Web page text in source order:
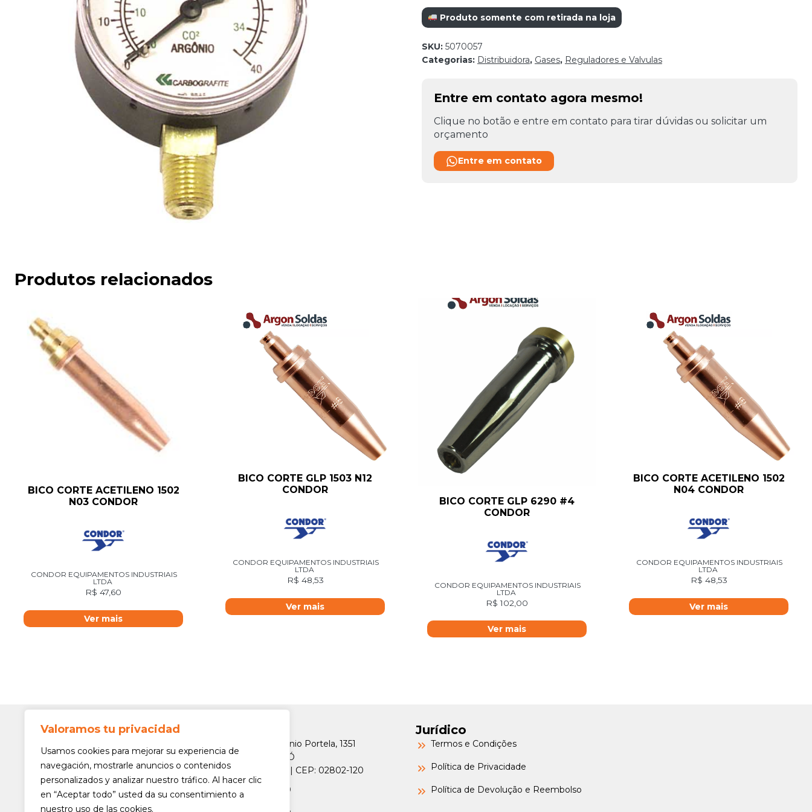
Valoramos tu privacidad
Usamos cookies para mejorar su experiencia de
navegación, mostrarle anuncios o contenidos
personalizados y analizar nuestro tráfico. Al hacer clic
en “Aceptar todo” usted da su consentimiento a
nuestro uso de las cookies.
Produto somente com retirada na loja
SKU: 5070057
Categorias: Distribuidora, Gases, Reguladores e Valvulas
Entre em contato agora mesmo!
Clique no botão e entre em contato para tirar dúvidas ou solicitar um
orçamento
Entre em contato
Produtos relacionados
BICO CORTE ACETILENO 1502
N03 CONDOR
CONDOR EQUIPAMENTOS INDUSTRIAIS
LTDA
R$ 47,60
Ver mais
BICO CORTE GLP 1503 N12
CONDOR
CONDOR EQUIPAMENTOS INDUSTRIAIS
LTDA
R$ 48,53
Ver mais
BICO CORTE GLP 6290 #4
CONDOR
CONDOR EQUIPAMENTOS INDUSTRIAIS
LTDA
R$ 102,00
Ver mais
BICO CORTE ACETILENO 1502
N04 CONDOR
CONDOR EQUIPAMENTOS INDUSTRIAIS
LTDA
R$ 48,53
Ver mais
Siga-nos!
Av. Min. Petrônio Portela, 1351
Freguesia do Ó
São Paulo/SP | CEP: 02802-120
(11) 3975-6000
Jurídico
Termos e Condições
Política de Privacidade
Política de Devolução e Reembolso